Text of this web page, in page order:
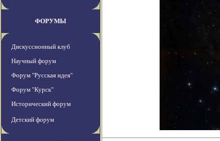
ФОРУМЫ
Дискуссионный клуб
Научный форум
Форум "Русская идея"
Форум "Курск"
Исторический форум
Детский форум